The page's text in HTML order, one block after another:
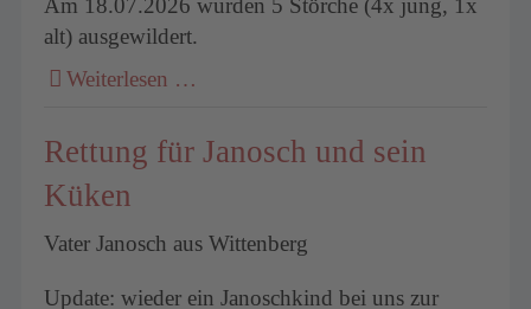
Am 18.07.2026 wurden 5 Störche (4x jung, 1x
alt) ausgewildert.
Weiterlesen …
Rettung für Janosch und sein
Küken
Vater Janosch aus Wittenberg
Update: wieder ein Janoschkind bei uns zur